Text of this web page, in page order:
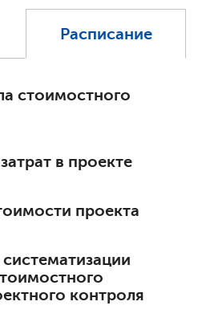
Расписание
стоимостного
в проекте
проекта
контроля